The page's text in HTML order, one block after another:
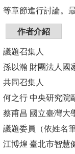
等章節進行討論。
作者介紹
議題召集人
孫以瀚 財團法人國
共同召集人
何之行 中央研究院
蔡甫昌 國立臺灣大
議題委員（依姓名
江博煌 臺北市智慧